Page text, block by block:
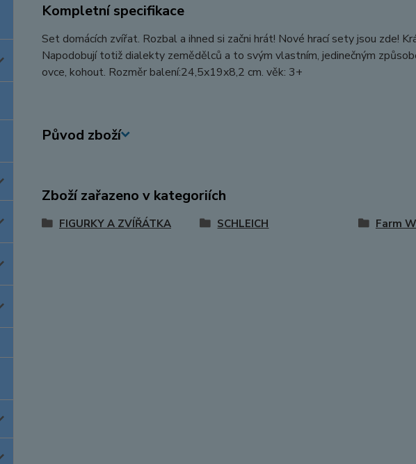
Kompletní specifikace
Set domácích zvířat. Rozbal a ihned si začni hrát! Nové hrací sety jsou zde!
Napodobují totiž dialekty zemědělců a to svým vlastním, jedinečným
ovce, kohout. Rozměr balení:24,5x19x8,2 cm. věk: 3+
Původ zboží
Zboží zařazeno v kategoriích
FIGURKY A ZVÍŘÁTKA SCHLEICH Farm